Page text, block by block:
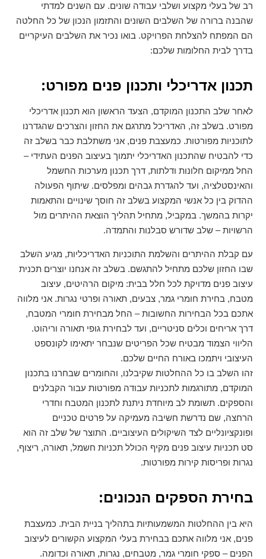
רב של בעלי מקצוע ושלבי עבודה שונים. עם השנים למדתי
שהבנה ברורה של השלבים השונים והתזמון הנכון של כל החלטה
הם המפתח להצלחת הפרויקט. בואו נכיר את השלבים העיקריים
בדרך לבית החלומות שלכם:
תכנון אדריכלי ותכנון פנים מפורט:
לאחר שלב התכנון המוקדם, הצעד הראשון הוא תכנון אדריכלי
מפורט. בשלב זה, האדריכל מתרגם את החזון והצרכים שהגדרנו
לתוכניות מפורטות. כמעצבת פנים, אני משתלבת כבר בשלב זה
כדי להבטיח שהתכנון האדריכלי יתמוך בעיצוב הפנים העתידי –
החל ממיקום חלונות ודלתות, דרך תכנון מערכות החשמל
והאינסטלציה, ועד להגדרת גבהים ומפלסים. שיתוף הפעולה
ההדוק בין כל אנשי המקצוע בשלב זה חוסך שינויים והתאמות
יקרות בהמשך. במקביל, מתחיל תהליך הוצאת ההיתרים מול
הרשויות – שלב שדורש סבלנות והתמדה.
עם קבלת ההיתרים והשלמת התוכניות האדריכליות, מגיע השלב
שבו החזון שלכם מתחיל להתגשם. בשלב זה אנחנו יוצרים תכנית
עיצוב פנים מדויקת לכל חלל בבית: מיקום הרהיטים, עיצוב
מטבח, בחירת חומרי גמר, צבעים, תאורה ופרטי נגרות. אני מלווה
אתכם בכל הבחירות החשובות – החל מבחירת חומרי המטבח,
דרך אריחים וכלים סניטריים, ועד לבחירת גופי תאורה וריהוט.
הליווי הצמוד מבטיח שכל הפריטים שנבחר יתאימו לקונספט
העיצובי ויתמכו באורח החיים שלכם.
זהו השלב בו כל ההחלטות שקיבלנו, והחומרים שבחרנו בתכנון
המוקדם, מתורגמות לתכניות עבודה מפורטות עבור הקבלנים
והספקים. תשומת לב מיוחדת ניתנת לתכנון המטבח וחדרי
הרחצה, שם נדרשת חשיבה מעמיקה על פרטים טכניים
ופונקציונליים לצד השיקולים העיצוביים. התוצר של שלב זה הוא
סט תכניות עיצוב פנים מקיף הכולל תכניות חשמל, תאורה, ריצוף,
נגרות ופריסות קירות מפורטות.
בחירת הספקים הנכונים:
היא בין ההחלטות המשמעותיות בתהליך בניית הבית. כמעצבת
פנים, אני מלווה אתכם בבחירת בעלי המקצוע הקשורים לעיצוב
הפנים – ספקי חומרי גמר, מטבחים, נגרות, תאורה וכדומה.